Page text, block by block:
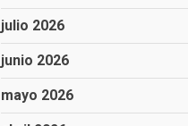
julio 2026
junio 2026
mayo 2026